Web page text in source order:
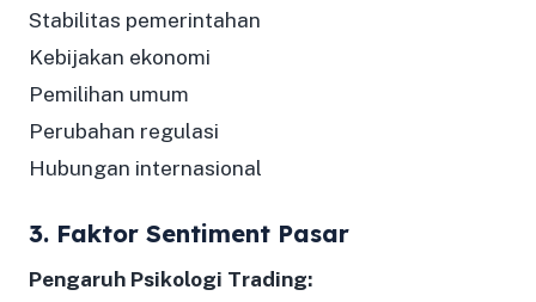
Stabilitas pemerintahan
Kebijakan ekonomi
Pemilihan umum
Perubahan regulasi
Hubungan internasional
3. Faktor Sentiment Pasar
Pengaruh Psikologi Trading: